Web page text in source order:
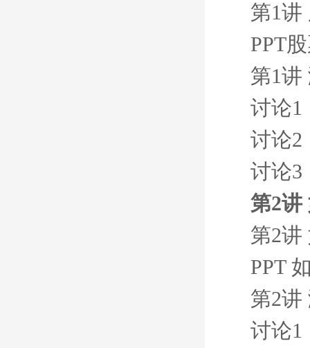
第1讲
PPT
第1讲
讨论1
讨论2
讨论3
第2
第2
PPT
第2讲
讨论1